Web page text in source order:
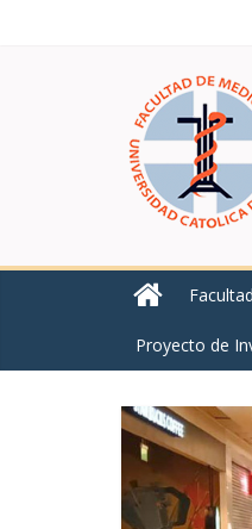
Facultad
Proyecto de